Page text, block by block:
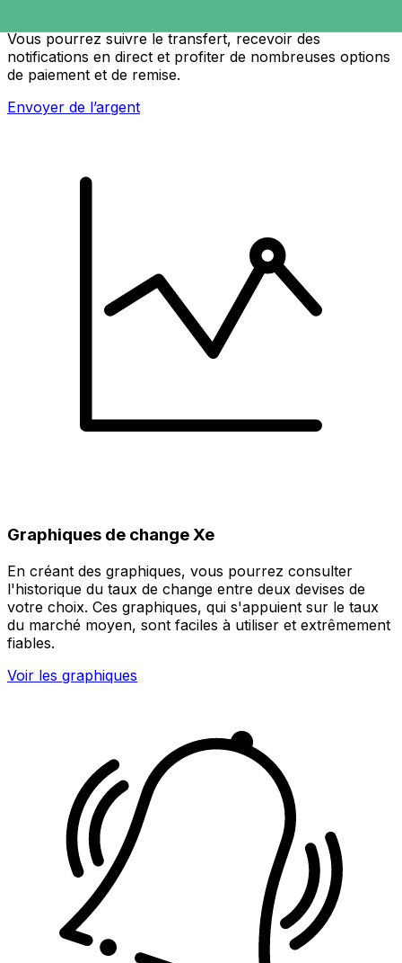
Vous pourrez suivre le transfert, recevoir des
notifications en direct et profiter de nombreuses options
de paiement et de remise.
Envoyer de l’argent
Graphiques de change Xe
En créant des graphiques, vous pourrez consulter
l'historique du taux de change entre deux devises de
votre choix. Ces graphiques, qui s'appuient sur le taux
du marché moyen, sont faciles à utiliser et extrêmement
fiables.
Voir les graphiques